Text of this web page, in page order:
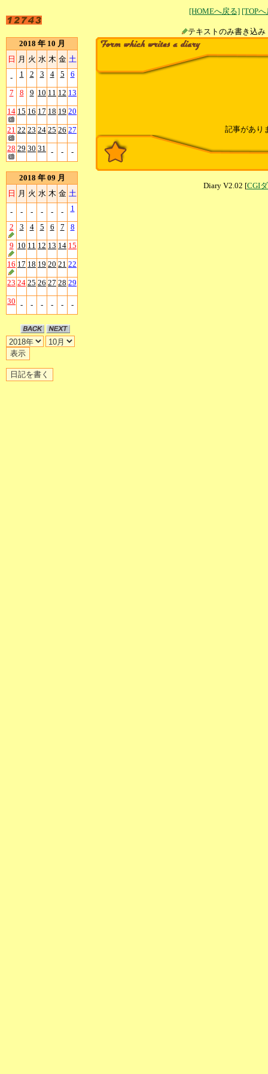
[HOMEへ戻る] [TOP
テキストのみ書
2018 年 10 月
日 月 火 水 木 金 土
- 1 2 3 4 5 6
7 8 9 10 11 12 13
14 15 16 17 18 19 20
21 22 23 24 25 26 27
28 29 30 31 - - -
2018 年 09 月
日 月 火 水 木 金 土
- - - - - - 1
2 3 4 5 6 7 8
9 10 11 12 13 14 15
16 17 18 19 20 21 22
23 24 25 26 27 28 29
30 - - - - - -
記事があり
Diary V2.02 [CGI